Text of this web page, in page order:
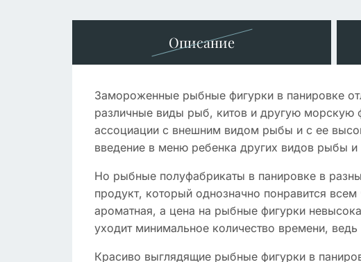
Описание
Замороженные рыбные фигурки в панировке
различные виды рыб, китов и другую морскую
ассоциации с внешним видом рыбы и с ее
введение в меню ребенка других видов рыбы
Но рыбные полуфабрикаты в панировке в
продукт, который однозначно понравится
ароматная, а цена на рыбные фигурки
уходит минимальное количество времени,
Красиво выглядящие рыбные фигурки в